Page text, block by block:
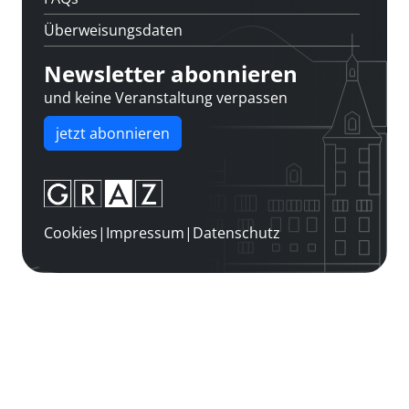
Überweisungsdaten
Newsletter abonnieren
und keine Veranstaltung verpassen
jetzt abonnieren
Cookies| Impressum| Datenschutz